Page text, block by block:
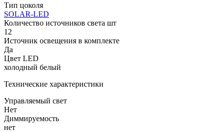
Тип цоколя
SOLAR-LED
Количество источников света шт
12
Источник освещения в комплекте
Да
Цвет LED
холодный белый
Технические характеристики
Управляемый свет
Нет
Диммируемость
нет